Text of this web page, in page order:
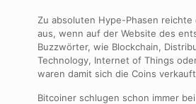
Zu absoluten Hype-Phasen
aus, wenn auf der Website des
Buzzwörter, wie Blockchain,
Technology, Internet of Things
waren damit sich die Coins
Bitcoiner schlugen schon immer